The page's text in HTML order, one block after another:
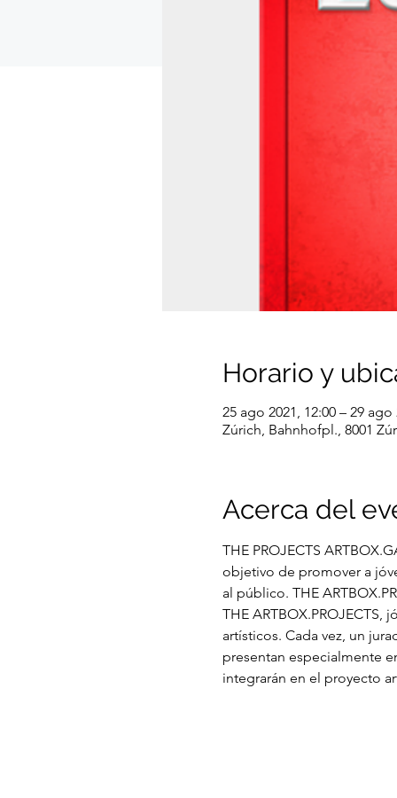
Horario y
25 ago 2021, 12:00 – 29 ago
Zúrich, Bahnhofpl., 8001
Acerca del
THE PROJECTS
objetivo de promover a
al público. THE
THE
artísticos. Cada vez, un
presentan especialmente
integrarán en el proyecto